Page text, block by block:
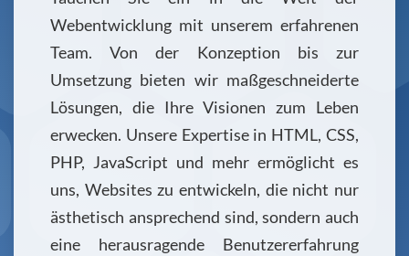
Webentwicklung mit unserem erfahrenen
Team. Von der Konzeption bis zur
Umsetzung bieten wir maßgeschneiderte
Lösungen, die Ihre Visionen zum Leben
erwecken. Unsere Expertise in HTML, CSS,
PHP, JavaScript und mehr ermöglicht es
uns, Websites zu entwickeln, die nicht nur
ästhetisch ansprechend sind, sondern auch
eine herausragende Benutzererfahrung